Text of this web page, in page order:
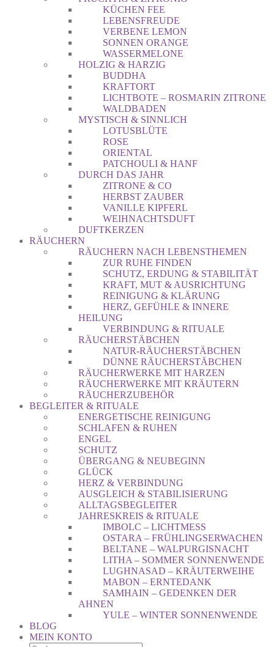
KÜCHEN FEE
LEBENSFREUDE
VERBENE LEMON
SONNEN ORANGE
WASSERMELONE
HOLZIG & HARZIG
BUDDHA
KRAFTORT
LICHTBOTE – ROSMARIN ZITRONE
WALDBADEN
MYSTISCH & SINNLICH
LOTUSBLÜTE
ROSE
ORIENTAL
PATCHOULI & HANF
DURCH DAS JAHR
ZITRONE & CO
HERBST ZAUBER
VANILLE KIPFERL
WEIHNACHTSDUFT
DUFTKERZEN
RÄUCHERN
RÄUCHERN NACH LEBENSTHEMEN
ZUR RUHE FINDEN
SCHUTZ, ERDUNG & STABILITÄT
KRAFT, MUT & AUSRICHTUNG
REINIGUNG & KLÄRUNG
HERZ, GEFÜHLE & INNERE
HEILUNG
VERBINDUNG & RITUALE
RÄUCHERSTÄBCHEN
NATUR-RÄUCHERSTÄBCHEN
DÜNNE RÄUCHERSTÄBCHEN
RÄUCHERWERKE MIT HARZEN
RÄUCHERWERKE MIT KRÄUTERN
RÄUCHERZUBEHÖR
BEGLEITER & RITUALE
ENERGETISCHE REINIGUNG
SCHLAFEN & RUHEN
ENGEL
SCHUTZ
ÜBERGANG & NEUBEGINN
GLÜCK
HERZ & VERBINDUNG
AUSGLEICH & STABILISIERUNG
ALLTAGSBEGLEITER
JAHRESKREIS & RITUALE
IMBOLC – LICHTMESS
OSTARA – FRÜHLINGSERWACHEN
BELTANE – WALPURGISNACHT
LITHA – SOMMER SONNENWENDE
LUGHNASAD – KRÄUTERWEIHE
MABON – ERNTEDANK
SAMHAIN – GEDENKEN DER
AHNEN
YULE – WINTER SONNENWENDE
BLOG
MEIN KONTO